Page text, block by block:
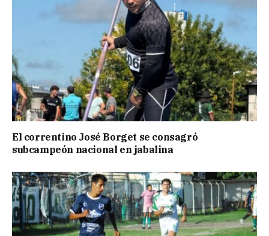
El correntino José Borget se consagró
subcampeón nacional en jabalina